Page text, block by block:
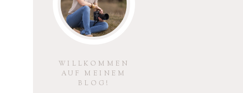
WILLKOMMEN
AUF MEINEM
BLOG!